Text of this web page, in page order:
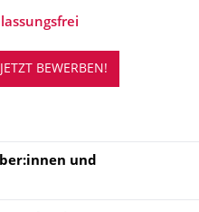
JETZT BEWERBEN!
und